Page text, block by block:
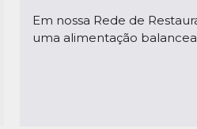
Em nossa Rede de
uma alimentação